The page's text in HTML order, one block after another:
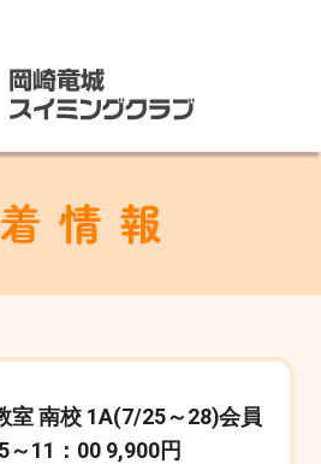
室 南校 1A(7/25～28)会員
11：00 9,900円